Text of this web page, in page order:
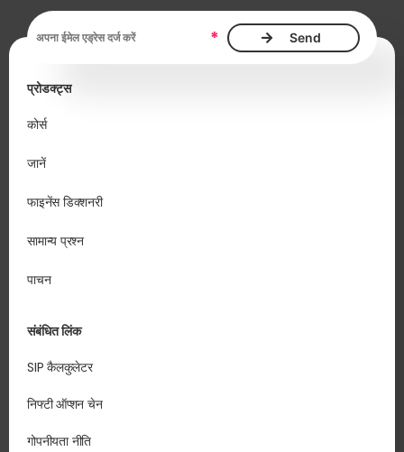
ईमेल एड्रेस आवश्यक है *
प्रोडक्ट्स
कोर्स
जानें
फाइनेंस डिक्शनरी
सामान्य प्रश्न
पाचन
संबंधित लिंक
SIP कैलकुलेटर
निफ्टी ऑप्शन चेन
गोपनीयता नीति